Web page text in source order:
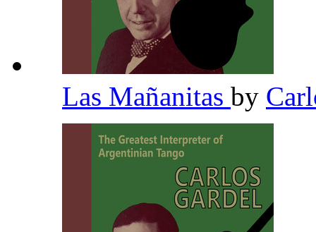
Las Mañanitas by